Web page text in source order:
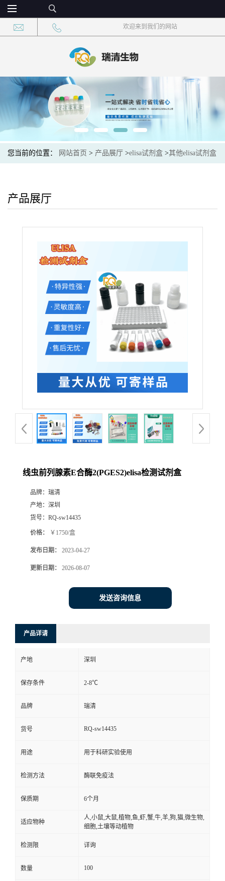
欢迎来到我们的网站
您当前的位置： 网站首页 > 产品展厅 >elisa试剂盒 >其他elisa试剂盒
产品展厅
线虫前列腺素E合酶2(PGES2)elisa检测试剂盒
品牌： 瑞清
产地： 深圳
货号： RQ-sw14435
价格： ￥1750/盒
发布日期： 2023-04-27
更新日期： 2026-08-07
发送咨询信息
产品详请
产地 深圳
保存条件 2-8℃
品牌 瑞清
货号 RQ-sw14435
用途 用于科研实验使用
检测方法 酶联免疫法
保质期 6个月
适应物种
人,小鼠,大鼠,植物,鱼,虾,蟹,牛,羊,狗,猫,微生物,
细胞,土壤等动植物
检测限 详询
数量 100